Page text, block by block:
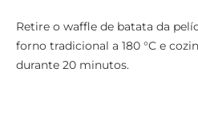
Retire o waffle de batata da
forno tradicional a 180 °C e
durante 20 minutos.